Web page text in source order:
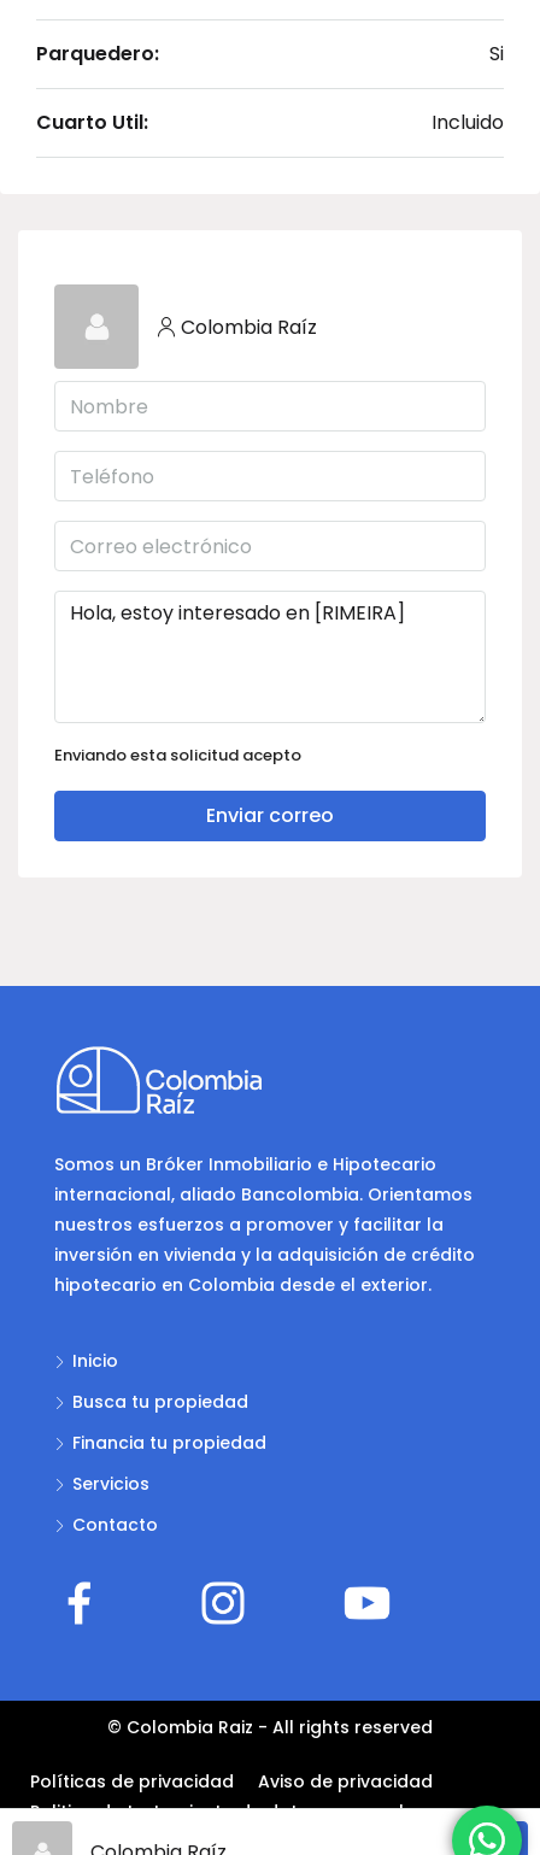
Parquedero: Si
Cuarto Util: Incluido
Colombia Raíz
Enviando esta solicitud acepto
Enviar correo
Somos un Bróker Inmobiliario e Hipotecario
internacional, aliado Bancolombia. Orientamos
nuestros esfuerzos a promover y facilitar la
inversión en vivienda y la adquisición de crédito
hipotecario en Colombia desde el exterior.
Inicio
Busca tu propiedad
Financia tu propiedad
Servicios
Contacto
© Colombia Raiz - All rights reserved
Políticas de privacidad
Aviso de privacidad
Politica de tratamiento de datos personales –
COLOMBIA RAÍZ